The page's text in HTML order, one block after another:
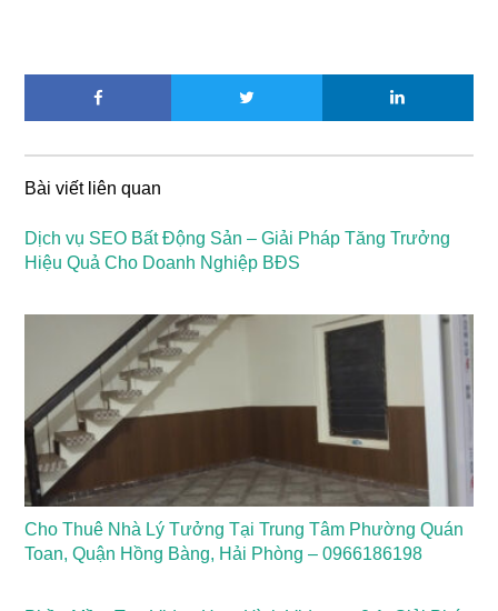
Bài viết liên quan
Dịch vụ SEO Bất Động Sản – Giải Pháp Tăng Trưởng
Hiệu Quả Cho Doanh Nghiệp BĐS
Cho Thuê Nhà Lý Tưởng Tại Trung Tâm Phường Quán
Toan, Quận Hồng Bàng, Hải Phòng – 0966186198